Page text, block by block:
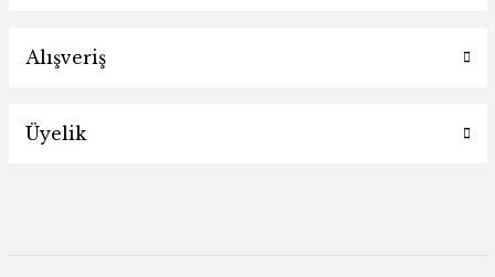
Alışveriş
Üyelik